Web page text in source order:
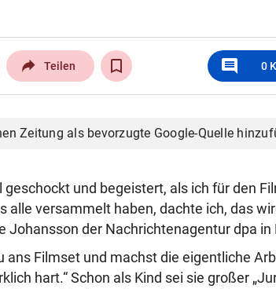
Teilen comment 0
Zeitung als bevorzugte Google-Quelle
geschockt und begeistert, als ich für den
alle versammelt haben, dachte ich, das
Johansson der Nachrichtenagentur dpa in
ans Filmset und machst die eigentliche
hart.“ Schon als Kind sei sie großer